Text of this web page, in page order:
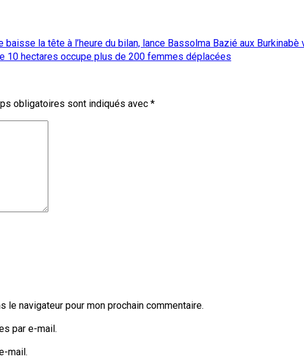
baisse la tête à l’heure du bilan, lance Bassolma Bazié aux Burkinabè
10 hectares occupe plus de 200 femmes déplacées
obligatoires sont indiqués avec *
le navigateur pour mon prochain commentaire.
par e-mail.
mail.